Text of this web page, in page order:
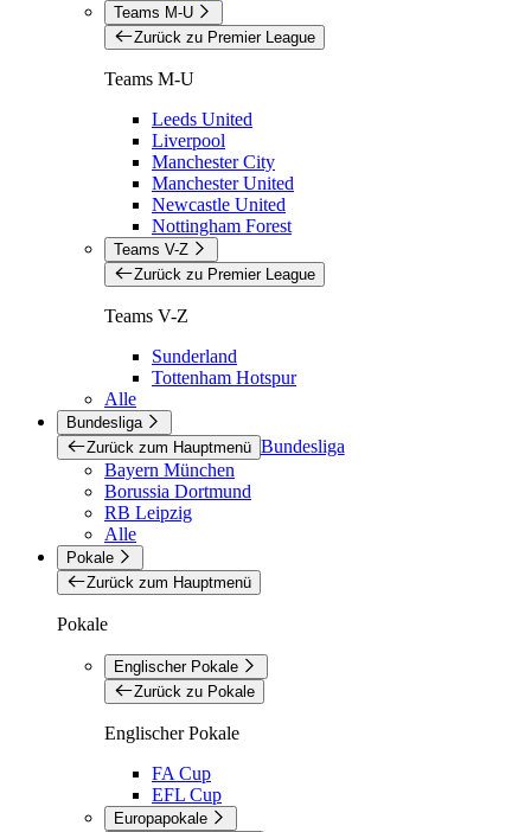
Teams M-U
Zurück zu Premier League
Teams M-U
Leeds United
Liverpool
Manchester City
Manchester United
Newcastle United
Nottingham Forest
Teams V-Z
Zurück zu Premier League
Teams V-Z
Sunderland
Tottenham Hotspur
Alle
Bundesliga
Zurück zum Hauptmenü Bundesliga
Bayern München
Borussia Dortmund
RB Leipzig
Alle
Pokale
Zurück zum Hauptmenü
Pokale
Englischer Pokale
Zurück zu Pokale
Englischer Pokale
FA Cup
EFL Cup
Europapokale